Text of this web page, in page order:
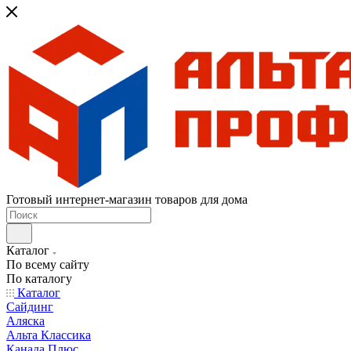
Готовый интернет-магазин товаров для дома
Каталог
По всему сайту
По каталогу
Каталог
Сайдинг
Аляска
Альта Классика